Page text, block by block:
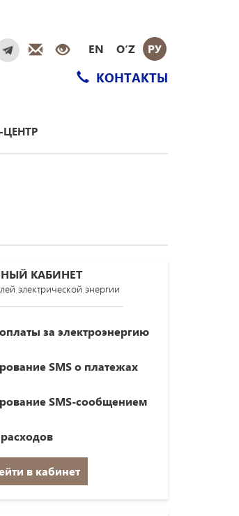
EN O‘Z РУ
КОНТАКТЫ
ЦЕНТР
КАБИНЕТ
электрической энергии
за электроэнергию
SMS о платежах
SMS-сообщением
в кабинет